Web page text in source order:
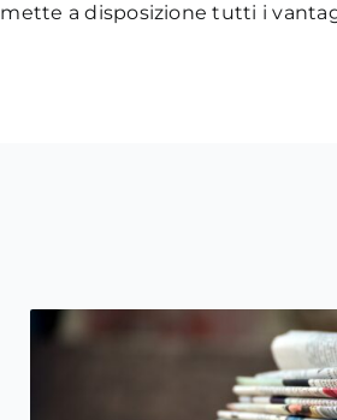
mette a disposizione tutti i